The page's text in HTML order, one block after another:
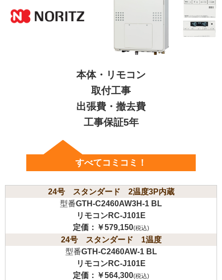
本体・リモコン
取付工事
出張費・撤去費
工事保証5年
すべてコミコミ！
24号 スタンダード 2温度3P内蔵
型番GTH-C2460AW3H-1 BL
リモコンRC-J101E
定価： ￥579,150(税込)
24号 スタンダード 1温度
型番GTH-C2460AW-1 BL
リモコンRC-J101E
定価： ￥564,300(税込)